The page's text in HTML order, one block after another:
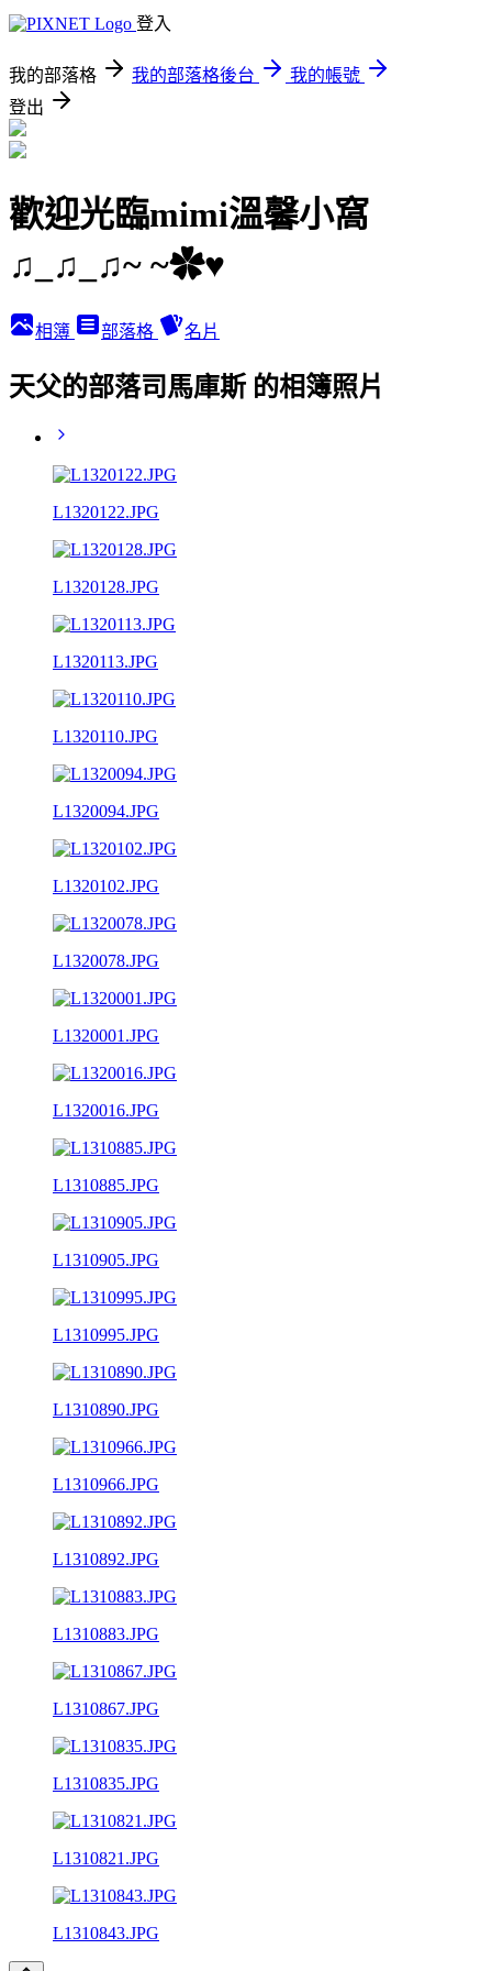
登入
我的部落格 我的部落格後台
我的帳號
登出
歡迎光臨mimi溫馨小窩
♫_♫_♫~ ~✿♥
相簿 部落格 名片
天父的部落司馬庫斯 的相簿照片
L1320122.JPG
L1320128.JPG
L1320113.JPG
L1320110.JPG
L1320094.JPG
L1320102.JPG
L1320078.JPG
L1320001.JPG
L1320016.JPG
L1310885.JPG
L1310905.JPG
L1310995.JPG
L1310890.JPG
L1310966.JPG
L1310892.JPG
L1310883.JPG
L1310867.JPG
L1310835.JPG
L1310821.JPG
L1310843.JPG